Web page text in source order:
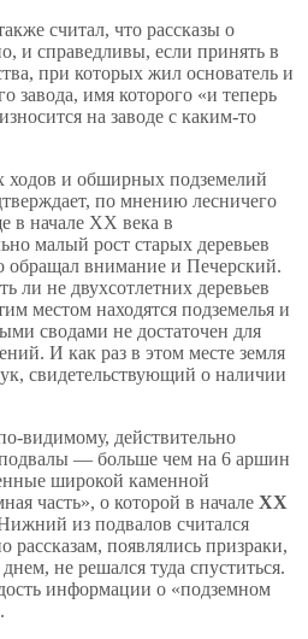
считал, что рассказы о
и справедливы, если принять в
при которых жил основатель и
завода, имя которого «и теперь
на заводе с каким-то
ходов и обширных подземелий
по мнению лесничего
в начале ХХ века в
малый рост старых деревьев
обращал внимание и Печерский.
ли не двухсотлетних деревьев
местом находятся подземелья и
сводами не достаточен для
И как раз в этом месте земля
свидетельствующий о наличии
видимому, действительно
— больше чем на 6 аршин
широкой каменной
часть», о которой в начале ХХ
из подвалов считался
рассказам, появлялись призраки,
не решался туда спуститься.
информации о «подземном